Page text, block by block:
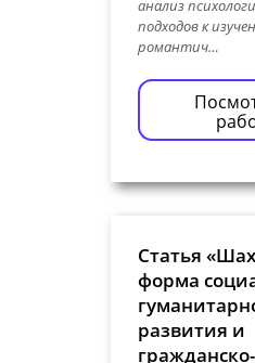
анализ
подходов к
романтич…
Статья
форма
развития и
гражданско-